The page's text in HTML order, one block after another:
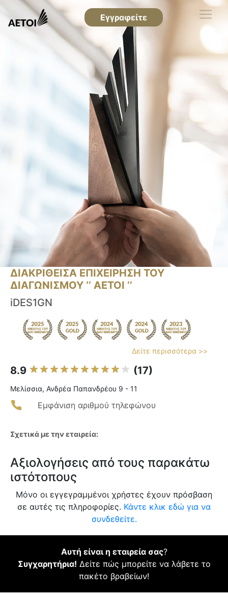
Εγγραφείτε
ΔΙΑΚΡΙΘΕΙΣΑ ΕΠΙΧΕΙΡΗΣΗ ΤΟΥ
ΔΙΑΓΩΝΙΣΜΟΥ ‘’ ΑΕΤΟΙ ‘’
iDES1GN
Δείτε περισσότερα >>
8.9 (17)
Μελίσσια, Ανδρέα Παπανδρέου 9 - 11
Εμφάνιση αριθμού τηλεφώνου
Σχετικά με την εταιρεία:
Αξιολογήσεις από τους παρακάτω
ιστότοπους
Μόνο οι εγγεγραμμένοι χρήστες έχουν πρόσβαση
σε αυτές τις πληροφορίες. Κάντε κλικ εδώ για να
συνδεθείτε.
Αυτή είναι η εταιρεία σας?
Συγχαρητήρια! Δείτε πώς μπορείτε να λάβετε το
πακέτο βραβείων!